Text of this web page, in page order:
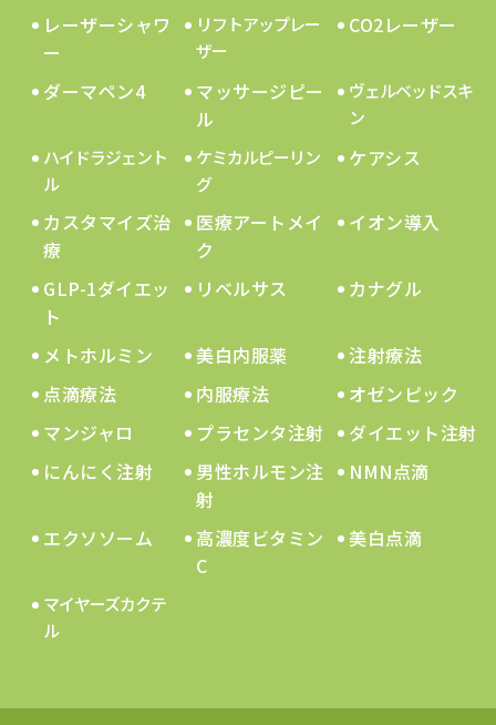
レーザーシャワ
ー
リフトアップレー
ザー
CO2レーザー
ダーマペン4
マッサージピー
ル
ヴェルベッドスキ
ン
ハイドラジェント
ル
ケミカルピーリン
グ
ケアシス
カスタマイズ治
療
医療アートメイ
ク
イオン導入
GLP-1ダイエッ
ト
リベルサス カナグル
メトホルミン 美白内服薬
注射療法
点滴療法
内服療法
オゼンピック
マンジャロ
プラセンタ注射
ダイエット注射
にんにく注射
男性ホルモン注
射
NMN点滴
エクソソーム
高濃度ビタミン
C
美白点滴
マイヤーズカクテ
ル